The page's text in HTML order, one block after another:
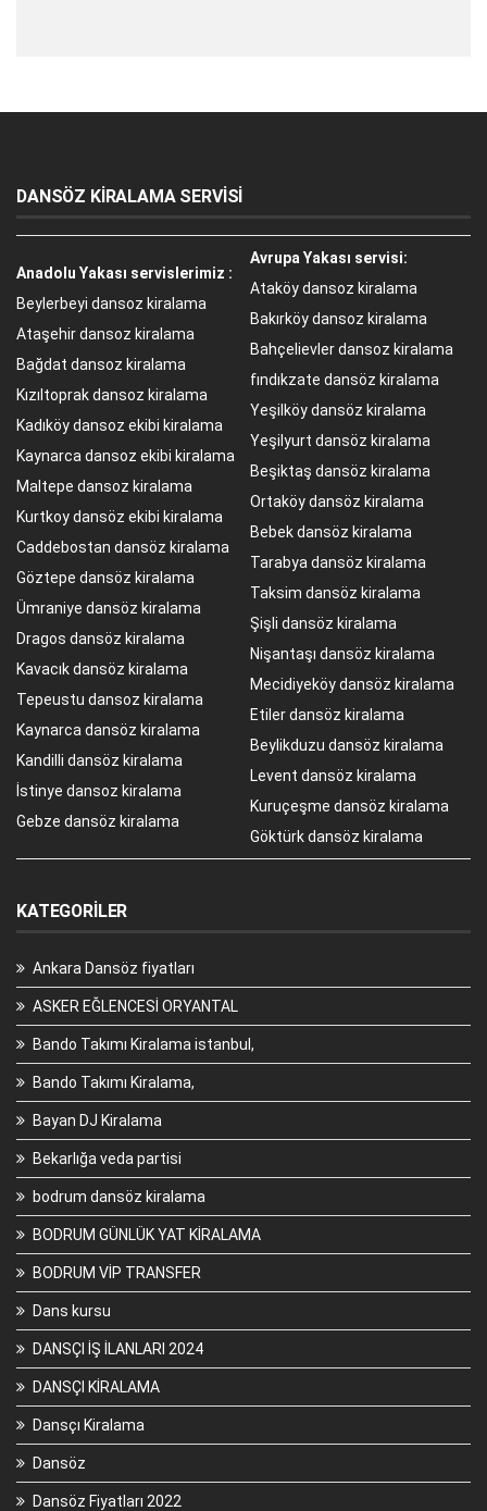
DANSÖZ KİRALAMA SERVİSİ
Anadolu Yakası servislerimiz :
Beylerbeyi dansoz kiralama
Ataşehir dansoz kiralama
Bağdat dansoz kiralama
Kızıltoprak dansoz kiralama
Kadıköy dansoz ekibi kiralama
Kaynarca dansoz ekibi kiralama
Maltepe dansoz kiralama
Kurtkoy dansöz ekibi kiralama
Caddebostan dansöz kiralama
Göztepe dansöz kiralama
Ümraniye dansöz kiralama
Dragos dansöz kiralama
Kavacık dansöz kiralama
Tepeustu dansoz kiralama
Kaynarca dansöz kiralama
Kandilli dansöz kiralama
İstinye dansoz kiralama
Gebze dansöz kiralama
Avrupa Yakası servisi:
Ataköy dansoz kiralama
Bakırköy dansoz kiralama
Bahçelievler dansoz kiralama
fındıkzate dansöz kiralama
Yeşilköy dansöz kiralama
Yeşilyurt dansöz kiralama
Beşiktaş dansöz kiralama
Ortaköy dansöz kiralama
Bebek dansöz kiralama
Tarabya dansöz kiralama
Taksim dansöz kiralama
Şişli dansöz kiralama
Nişantaşı dansöz kiralama
Mecidiyeköy dansöz kiralama
Etiler dansöz kiralama
Beylikduzu dansöz kiralama
Levent dansöz kiralama
Kuruçeşme dansöz kiralama
Göktürk dansöz kiralama
KATEGORILER
Ankara Dansöz fiyatları
ASKER EĞLENCESİ ORYANTAL
Bando Takımı Kiralama istanbul,
Bando Takımı Kiralama,
Bayan DJ Kiralama
Bekarlığa veda partisi
bodrum dansöz kiralama
BODRUM GÜNLÜK YAT KİRALAMA
BODRUM VİP TRANSFER
Dans kursu
DANSÇI İŞ İLANLARI 2024
DANSÇI KİRALAMA
Dansçı Kiralama
Dansöz
Dansöz Fiyatları 2022